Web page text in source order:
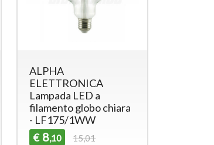
ALPHA
ELETTRONICA
Lampada LED a
filamento globo chiara
- LF175/1WW
€ 8,10 15,01